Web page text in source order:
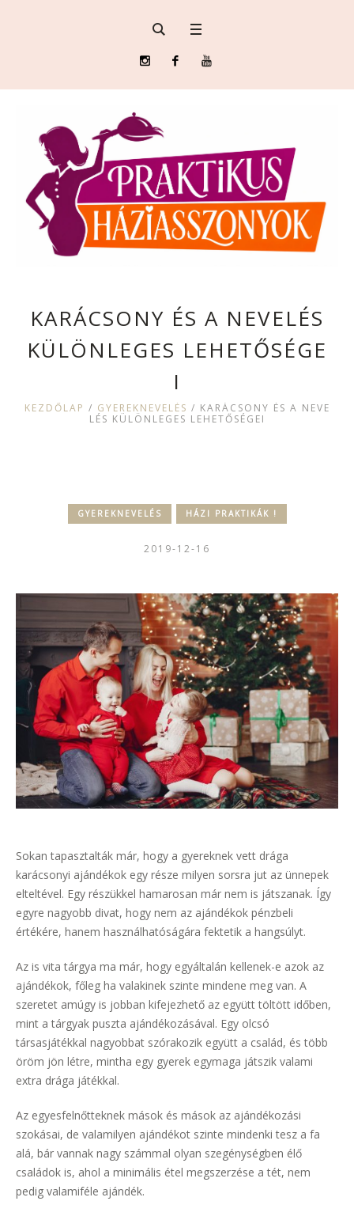
KARÁCSONY ÉS A NEVELÉS
KÜLÖNLEGES LEHETŐSÉGE
I
KEZDŐLAP / GYEREKNEVELÉS / KARÁCSONY ÉS A NEVE
LÉS KÜLÖNLEGES LEHETŐSÉGEI
GYEREKNEVELÉS HÁZI PRAKTIKÁK !
2019-12-16
Sokan tapasztalták már, hogy a gyereknek vett drága
karácsonyi ajándékok egy része milyen sorsra jut az ünnepek
elteltével. Egy részükkel hamarosan már nem is játszanak. Így
egyre nagyobb divat, hogy nem az ajándékok pénzbeli
értékére, hanem használhatóságára fektetik a hangsúlyt.
Az is vita tárgya ma már, hogy egyáltalán kellenek-e azok az
ajándékok, főleg ha valakinek szinte mindene meg van. A
szeretet amúgy is jobban kifejezhető az együtt töltött időben,
mint a tárgyak puszta ajándékozásával. Egy olcsó
társasjátékkal nagyobbat szórakozik együtt a család, és több
öröm jön létre, mintha egy gyerek egymaga játszik valami
extra drága játékkal.
Az egyesfelnőtteknek mások és mások az ajándékozási
szokásai, de valamilyen ajándékot szinte mindenki tesz a fa
alá, bár vannak nagy számmal olyan szegénységben élő
családok is, ahol a minimális étel megszerzése a tét, nem
pedig valamiféle ajándék.